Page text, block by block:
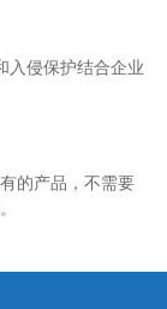
入侵保护结合企业
的产品，不需要